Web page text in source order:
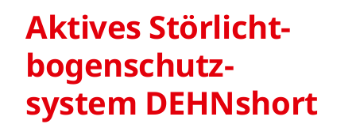
Aktives Störlicht­
bogen­schutz­
system DEHNshort